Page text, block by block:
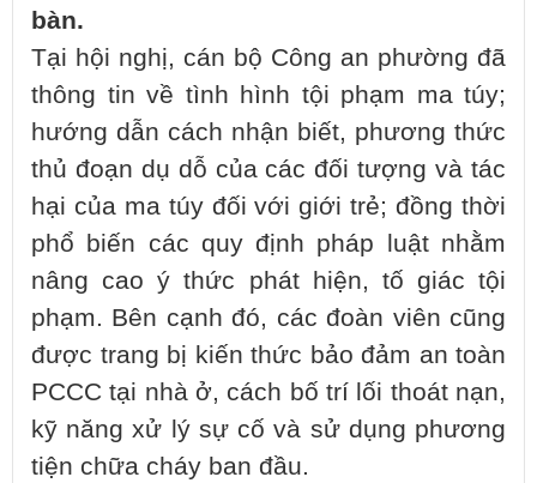
bàn.
Tại hội nghị, cán bộ Công an phường đã
thông tin về tình hình tội phạm ma túy;
hướng dẫn cách nhận biết, phương thức
thủ đoạn dụ dỗ của các đối tượng và tác
hại của ma túy đối với giới trẻ; đồng thời
phổ biến các quy định pháp luật nhằm
nâng cao ý thức phát hiện, tố giác tội
phạm. Bên cạnh đó, các đoàn viên cũng
được trang bị kiến thức bảo đảm an toàn
PCCC tại nhà ở, cách bố trí lối thoát nạn,
kỹ năng xử lý sự cố và sử dụng phương
tiện chữa cháy ban đầu.